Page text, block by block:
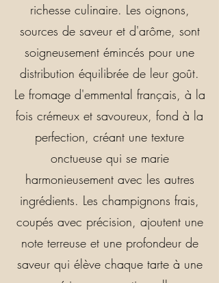
richesse culinaire. Les oignons,
sources de saveur et d'arôme, sont
soigneusement émincés pour une
distribution équilibrée de leur goût.
Le fromage d'emmental français, à la
fois crémeux et savoureux, fond à la
perfection, créant une texture
onctueuse qui se marie
harmonieusement avec les autres
ingrédients. Les champignons frais,
coupés avec précision, ajoutent une
note terreuse et une profondeur de
saveur qui élève chaque tarte à une